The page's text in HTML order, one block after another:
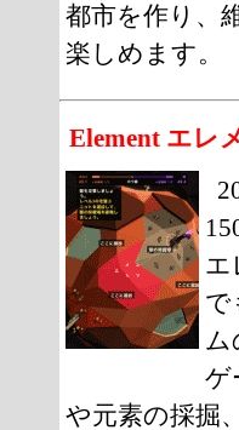
都市を作り、
楽しめます。
Element エレ
エ
で
ゲ
や元素の採掘